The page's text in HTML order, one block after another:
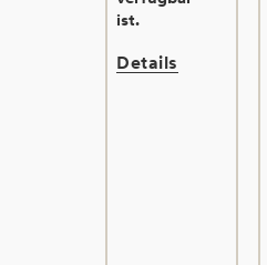
ist.
Details